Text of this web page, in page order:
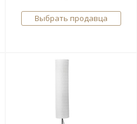
Выбрать продавца